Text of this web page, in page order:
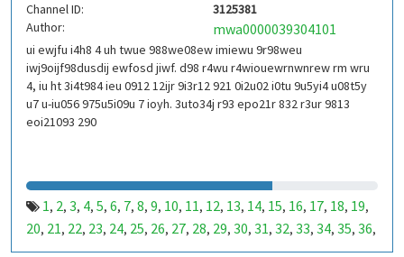
135,136,137 141,142,143
147,148 153,154,155,156,157,158
159,160,161,162,163,164,165 ,166,167,168,
171 ,172,173 ,174,175,176,177,178,179 ,180,181 ,182,
183,184,185,186, 187,188,189 ,190,191,192,193,194
195,196 ,197
231,232,233,234,235,236,237,238,239,
243, 244, 245, 246, 247,248,249,250 ,251,252, 253 ,254,
255 ,256,257, 258,259,260,261,262,263 ,264,265 , 266
Channel ID:
3125381
Author:
mwa0000039304101
ui ewjfu i4h8 4 uh twue 988we08ew imiewu 9r98weu
iwj9oijf98dusdij ewfosd jiwf. d98 r4wu r4wiouewrnwnrew rm wru
4, iu ht 3i4t984 ieu 0912 12ijr 9i3r12 921 0i2u02 i0tu 9u5yi4 u08t5y
u7 u-iu056 975u5i09u 7 ioyh. 3uto34j r93 epo21r 832 r3ur 9813
eoi21093 290
1, 2, 3, 4, 5, 6, 7, 8, 9, 10, 11, 12, 13, 14, 15, 16, 17, 18, 19,
20, 21, 22, 23, 24, 25, 26, 27, 28, 29, 30, 31, 32, 33, 34, 35, 36,
37,38,39,40,41,42,43,44,45,46,47,48,49,50,51,52,53,